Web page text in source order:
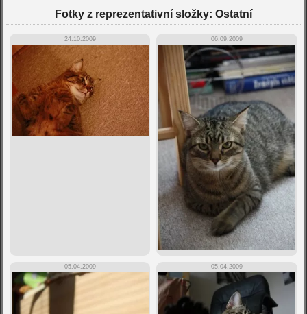
Fotky z reprezentativní složky: Ostatní
24.10.2009 06.09.2009
05.04.2009 05.04.2009